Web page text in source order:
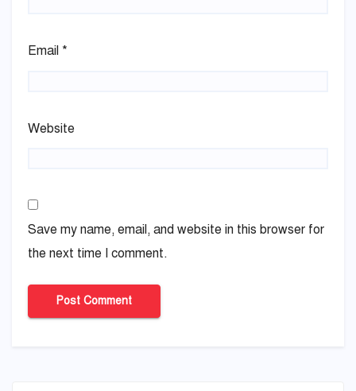
Email *
Website
Save my name, email, and website in this browser for
the next time I comment.